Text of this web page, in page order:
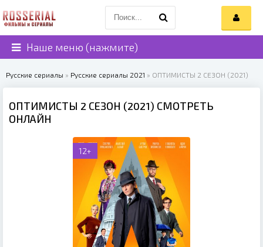
Наше меню (нажмите)
Русские сериалы » Русские сериалы 2021 » ОПТИМИСТЫ 2 СЕЗОН (2021)
ОПТИМИСТЫ 2 СЕЗОН (2021) СМОТРЕТЬ
ОНЛАЙН
12+